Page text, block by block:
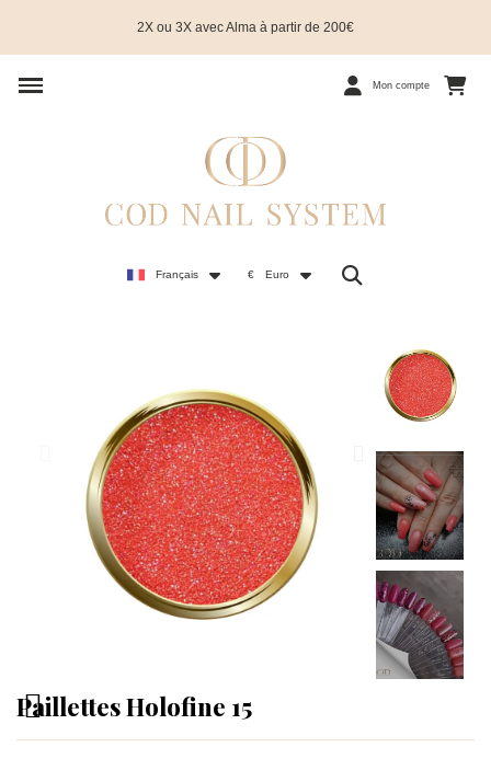
2X ou 3X avec Alma à partir de 200€
Mon compte
Français € Euro
Paillettes Holofine 15